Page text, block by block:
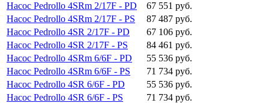
Насос Pedrollo 4SRm 2/17F - PD
67 551 руб.
Насос Pedrollo 4SRm 2/17F - PS
87 487 руб.
Насос Pedrollo 4SR 2/17F - PD
67 106 руб.
Насос Pedrollo 4SR 2/17F - PS
84 461 руб.
Насос Pedrollo 4SRm 6/6F - PD
55 536 руб.
Насос Pedrollo 4SRm 6/6F - PS
71 734 руб.
Насос Pedrollo 4SR 6/6F - PD
55 536 руб.
Насос Pedrollo 4SR 6/6F - PS
71 734 руб.